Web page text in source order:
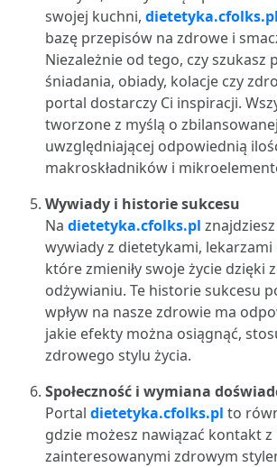
swojej kuchni, dietetyka.cfolks.pl
bazę przepisów na zdrowe i
Niezależnie od tego, czy szukasz
śniadania, obiady, kolacje czy
portal dostarczy Ci inspiracji.
tworzone z myślą o
uwzględniającej odpowiednią
makroskładników i
Wywiady i historie sukcesu
Na dietetyka.cfolks.pl
wywiady z dietetykami,
które zmieniły swoje życie dzięki
odżywianiu. Te historie sukcesu
wpływ na nasze zdrowie ma
jakie efekty można osiągnąć,
zdrowego stylu życia.
Społeczność i wymiana
Portal dietetyka.cfolks.pl to
gdzie możesz nawiązać kontakt
zainteresowanymi zdrowym